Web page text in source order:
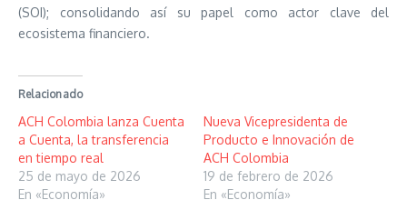
(SOI); consolidando así su papel como actor clave del
ecosistema financiero.
Relacionado
ACH Colombia lanza Cuenta
a Cuenta, la transferencia
en tiempo real
25 de mayo de 2026
En «Economía»
Nueva Vicepresidenta de
Producto e Innovación de
ACH Colombia
19 de febrero de 2026
En «Economía»